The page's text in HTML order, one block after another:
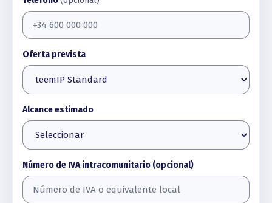
Oferta prevista
Alcance estimado
Número de IVA intracomunitario (opcional)